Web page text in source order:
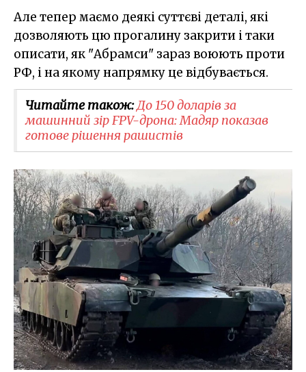
Але тепер маємо деякі суттєві деталі, які
дозволяють цю прогалину закрити і таки
описати, як "Абрамси" зараз воюють проти
РФ, і на якому напрямку це відбувається.
Читайте також:До 150 доларів за
машинний зір FPV-дрона: Мадяр показав
готове рішення рашистів